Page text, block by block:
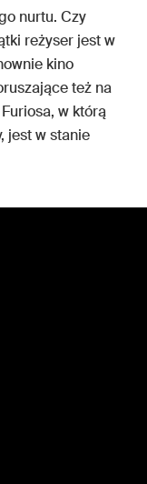
nurtu. Czy
reżyser jest w
kino
też na
w którą
jest w stanie